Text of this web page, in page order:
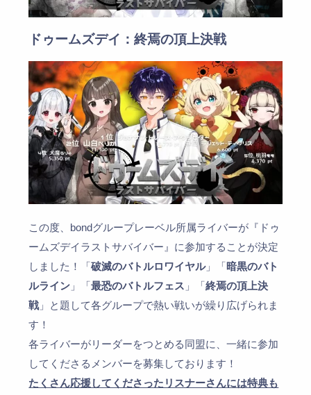
ドゥームズデイ：終焉の頂上決戦
この度、bondグループレーベル所属ライバーが『ドゥ
ームズデイラストサバイバー』に参加することが決定
しました！「破滅のバトルロワイヤル」「暗黒のバト
ルライン 」「最恐のバトルフェス 」「終焉の頂上決
戦」と題して各グループで熱い戦いが繰り広げられま
す！
各ライバーがリーダーをつとめる同盟に、一緒に参加
してくださるメンバーを募集しております！
たくさん応援してくださったリスナーさんには特典も